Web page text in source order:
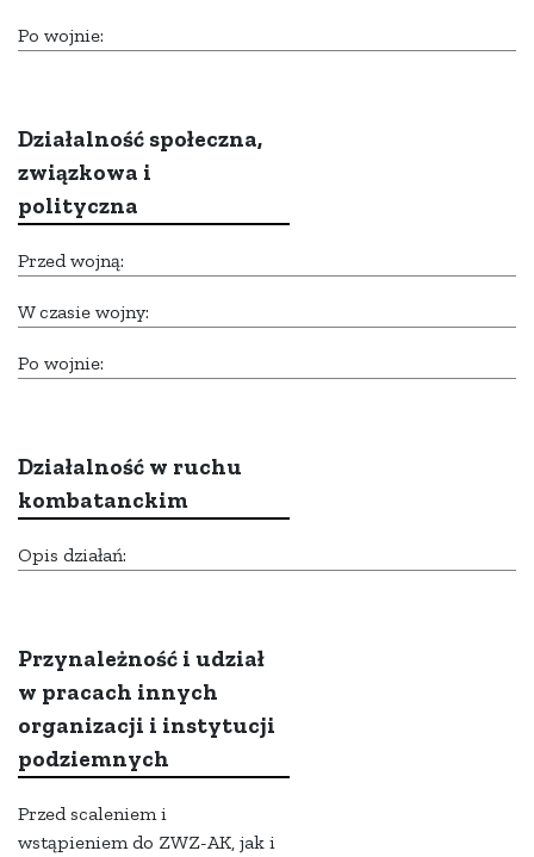
Po wojnie:
Działalność społeczna,
związkowa i
polityczna
Przed wojną:
W czasie wojny:
Po wojnie:
Działalność w ruchu
kombatanckim
Opis działań:
Przynależność i udział
w pracach innych
organizacji i instytucji
podziemnych
Przed scaleniem i
wstąpieniem do ZWZ-AK, jak i